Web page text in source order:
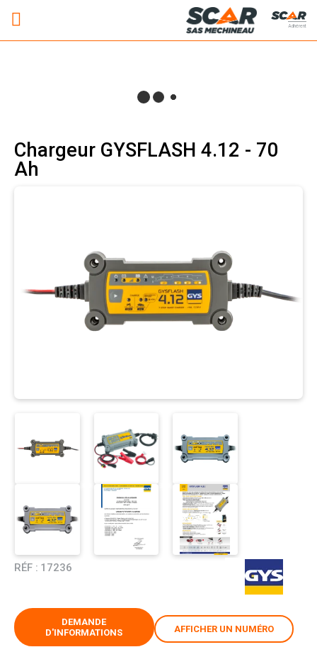
Adhérent
Chargeur GYSFLASH 4.12 - 70
Ah
RÉF : 17236
DEMANDE
D'INFORMATIONS
AFFICHER UN NUMÉRO